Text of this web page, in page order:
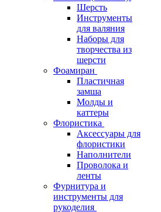
Шерсть
Инструменты
для валяния
Наборы для
творчества из
шерсти
Фоамиран
Пластичная
замша
Молды и
каттеры
Флористика
Аксессуары для
флористики
Наполнители
Проволока и
ленты
Фурнитура и
инструменты для
рукоделия